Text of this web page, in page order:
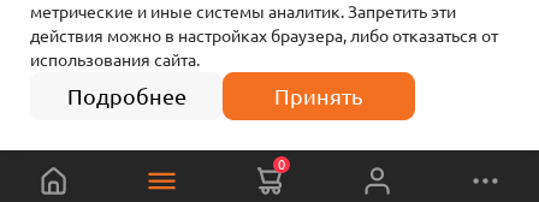
метрические и иные системы аналитик. Запретить эти
действия можно в настройках браузера, либо отказаться от
использования сайта.
Подробнее Принять
© 2026 МОТИВ. Все права защищены!
0